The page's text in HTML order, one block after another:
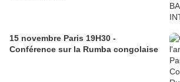
15 novembre Paris 19H30 -
Conférence sur la Rumba congolaise